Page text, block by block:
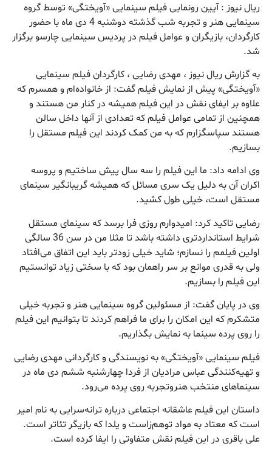
ریال نیوز : آیین رونمایی فیلم سینمایی «آویختگی» توسط گروه
سینمایی هنر و تجربه شب گذشته دوشنبه 4 دی ماه با حضور
کارگردان، بازیگران و عوامل فیلم در پردیس سینمایی چارسو برگزار
شد.
به گزارش ریال نیوز ، مهدی رضایی ، کارگردان فیلم سینمایی
«آویختگی» پیش از نمایش فیلم گفت: از خانواده‌ام و همسرم که
علاوه بر ایفای نقش در این فیلم همیشه در کنار من هستند و
همچنین از تمامی عوامل فیلم که تعدادی از آنها داخل سالن
هستند سپاسگزارم که به من کمک کردند این فیلم مستقل را
بسازیم.
وی ادامه داد: ما این فیلم را سه سال پیش ساختیم و پروسه
اکران آن به دلیل یک سری مسائل که همیشه گریبانگیر سینمای
مستقل است، خیلی طول کشید.
رضایی تاکید کرد: امیدوارم روزی فرا برسد که سینمای مستقل
شرایط استانداردتری داشته باشد تا مثلا من در سن 36 سالگی
اولین فیلمم را نسازم؛ شاید خیلی زودتر باید این اتفاق می‌افتاد
ولی به قدری موانع بر سر راهمان بود که با سختی زیاد توانستیم
این فیلم را بسازیم.
وی در پایان گفت: از مسئولین گروه سینمایی هنر و تجربه خیلی
متشکرم که این امکان را برای ما فراهم کردند تا بتوانیم این فیلم
را روی پرده سینما به نمایش بگذاریم.
فیلم سینمایی «آویختگی» به نویسندگی و کارگردانی مهدی رضایی
و تهیه‌کنندگی عباس مرادیان از فردا چهارشنبه ششم دی ماه در
سینماهای منتخب هنروتجربه روی پرده می‌رود.
داستان این فیلم عاشقانه اجتماعی درباره ترانه‌سرایی به نام امیر
است که معتاد به مواد توهم‌زاست و یلدا که بازیگر تئاتر است.
علی باقری در این فیلم نقش متفاوتی را ایفا کرده است.